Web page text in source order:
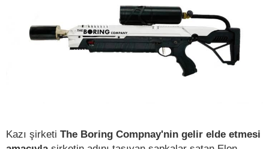
Kazı şirketi The Boring Compnay'nin gelir elde etmesi